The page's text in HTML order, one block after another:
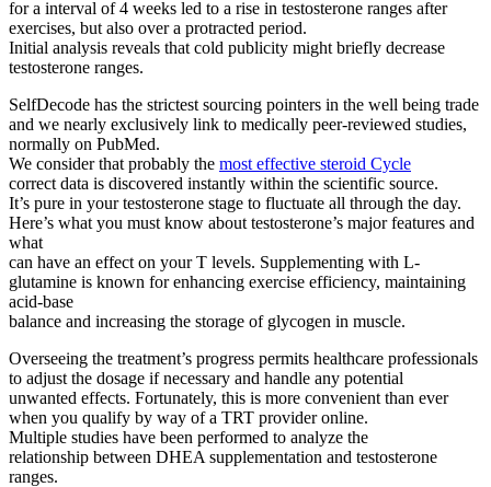
for a interval of 4 weeks led to a rise in testosterone ranges after
exercises, but also over a protracted period.
Initial analysis reveals that cold publicity might briefly decrease
testosterone ranges.
SelfDecode has the strictest sourcing pointers in the well being trade
and we nearly exclusively link to medically peer-reviewed studies,
normally on PubMed.
We consider that probably the most effective steroid Cycle
correct data is discovered instantly within the scientific source.
It’s pure in your testosterone stage to fluctuate all through the day.
Here’s what you must know about testosterone’s major features and
what
can have an effect on your T levels. Supplementing with L-
glutamine is known for enhancing exercise efficiency, maintaining
acid-base
balance and increasing the storage of glycogen in muscle.
Overseeing the treatment’s progress permits healthcare professionals
to adjust the dosage if necessary and handle any potential
unwanted effects. Fortunately, this is more convenient than ever
when you qualify by way of a TRT provider online.
Multiple studies have been performed to analyze the
relationship between DHEA supplementation and testosterone
ranges.